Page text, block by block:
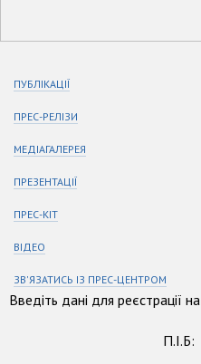
ПУБЛІКАЦІЇ
ПРЕС-РЕЛІЗИ
МЕДІАГАЛЕРЕЯ
ПРЕЗЕНТАЦІЇ
ПРЕС-КІТ
ВІДЕО
ЗВ'ЯЗАТИСЬ ІЗ ПРЕС-ЦЕНТРОМ
Введіть дані для реєстрації
П.І.Б: